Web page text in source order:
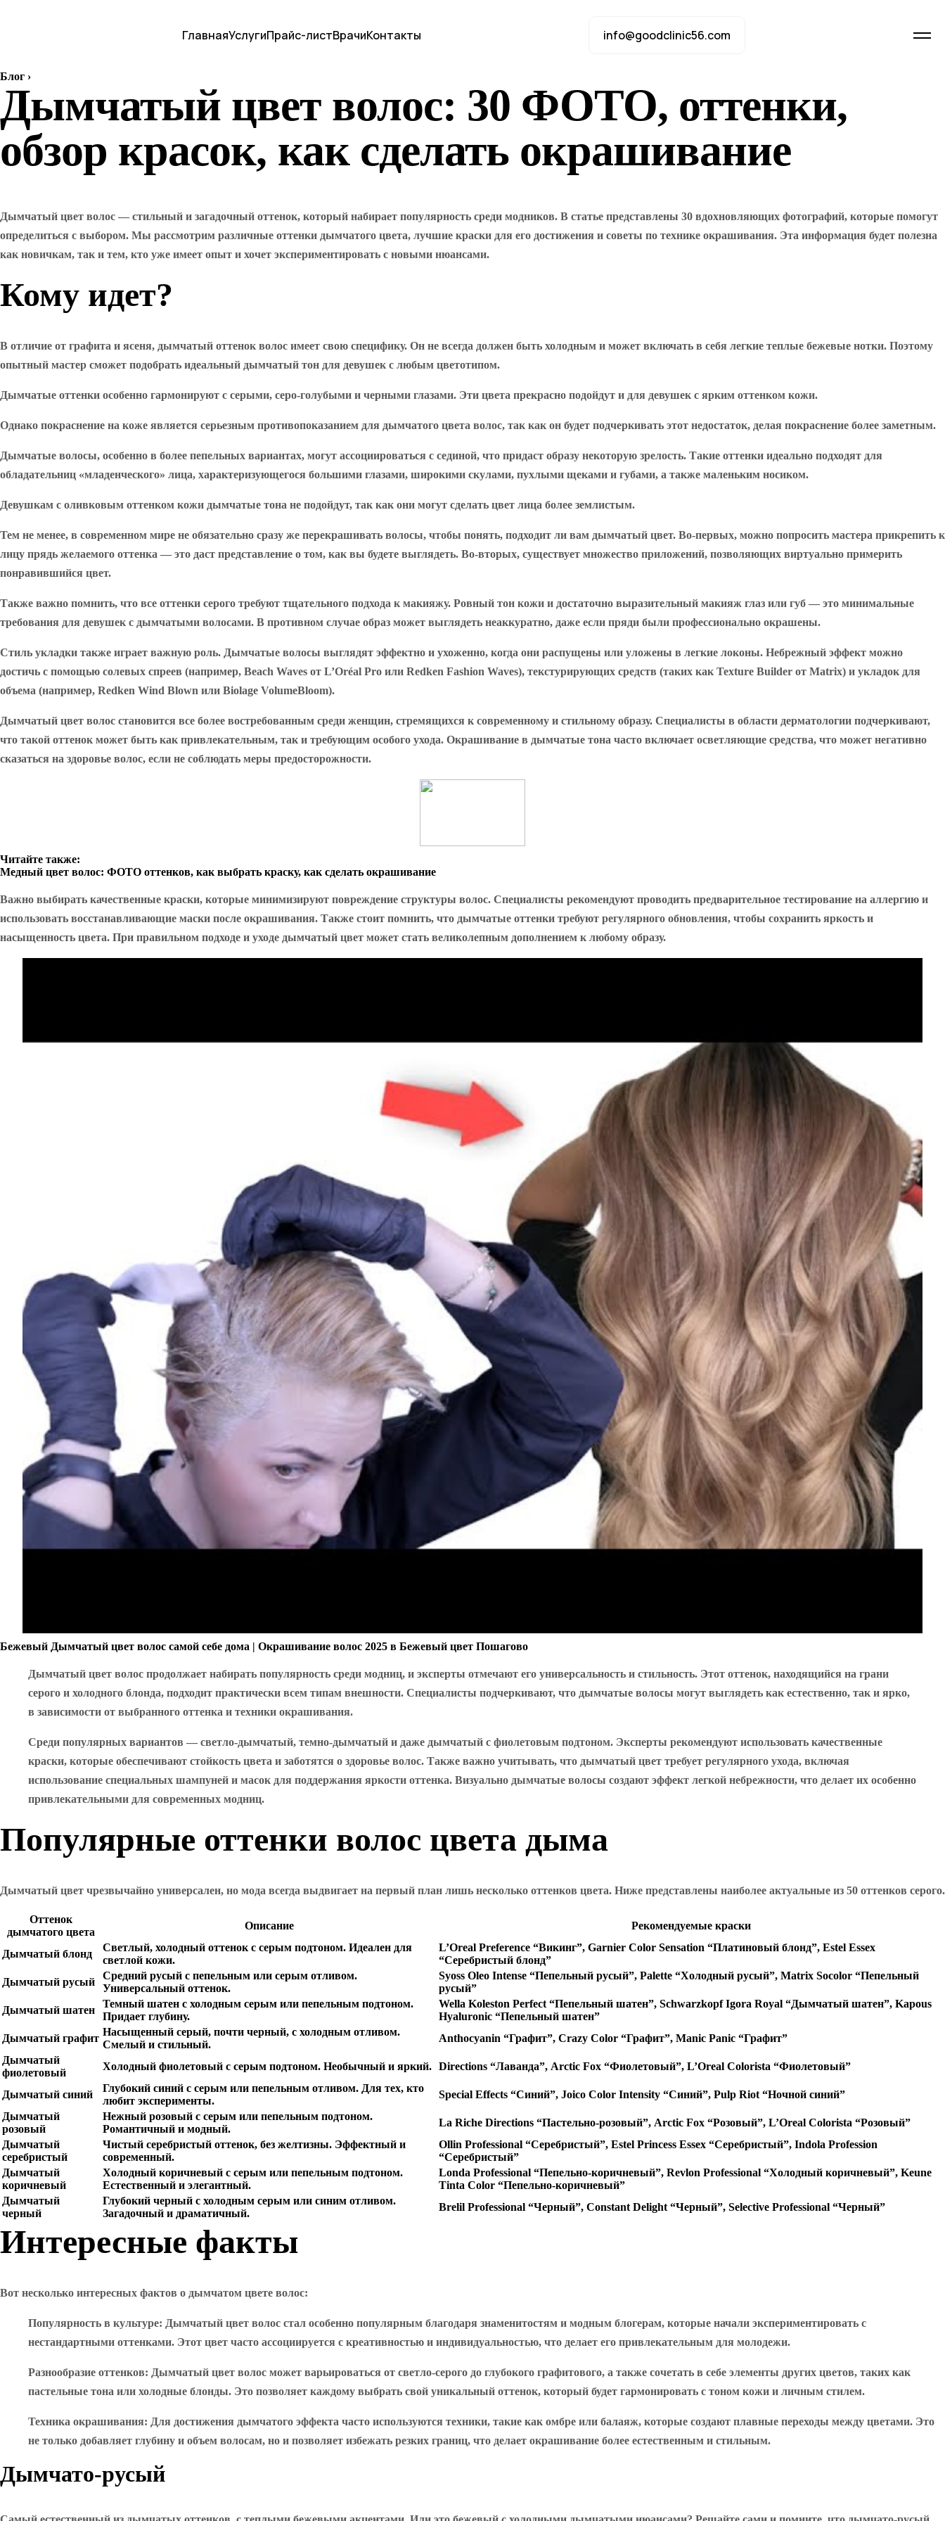
ГлавнаяУслугиПрайс-листВрачиКонтакты info@goodclinic56.com
Блог ›
Дымчатый цвет волос: 30 ФОТО, оттенки,
обзор красок, как сделать окрашивание
Дымчатый цвет волос — стильный и загадочный оттенок, который набирает популярность среди модников. В статье представлены 30 вдохновляющих фотографий, которые помогут
определиться с выбором. Мы рассмотрим различные оттенки дымчатого цвета, лучшие краски для его достижения и советы по технике окрашивания. Эта информация будет полезна
как новичкам, так и тем, кто уже имеет опыт и хочет экспериментировать с новыми нюансами.
Кому идет?
В отличие от графита и ясеня, дымчатый оттенок волос имеет свою специфику. Он не всегда должен быть холодным и может включать в себя легкие теплые бежевые нотки. Поэтому
опытный мастер сможет подобрать идеальный дымчатый тон для девушек с любым цветотипом.
Дымчатые оттенки особенно гармонируют с серыми, серо-голубыми и черными глазами. Эти цвета прекрасно подойдут и для девушек с ярким оттенком кожи.
Однако покраснение на коже является серьезным противопоказанием для дымчатого цвета волос, так как он будет подчеркивать этот недостаток, делая покраснение более заметным.
Дымчатые волосы, особенно в более пепельных вариантах, могут ассоциироваться с сединой, что придаст образу некоторую зрелость. Такие оттенки идеально подходят для
обладательниц «младенческого» лица, характеризующегося большими глазами, широкими скулами, пухлыми щеками и губами, а также маленьким носиком.
Девушкам с оливковым оттенком кожи дымчатые тона не подойдут, так как они могут сделать цвет лица более землистым.
Тем не менее, в современном мире не обязательно сразу же перекрашивать волосы, чтобы понять, подходит ли вам дымчатый цвет. Во-первых, можно попросить мастера прикрепить к
лицу прядь желаемого оттенка — это даст представление о том, как вы будете выглядеть. Во-вторых, существует множество приложений, позволяющих виртуально примерить
понравившийся цвет.
Также важно помнить, что все оттенки серого требуют тщательного подхода к макияжу. Ровный тон кожи и достаточно выразительный макияж глаз или губ — это минимальные
требования для девушек с дымчатыми волосами. В противном случае образ может выглядеть неаккуратно, даже если пряди были профессионально окрашены.
Стиль укладки также играет важную роль. Дымчатые волосы выглядят эффектно и ухоженно, когда они распущены или уложены в легкие локоны. Небрежный эффект можно
достичь с помощью солевых спреев (например, Beach Waves от L’Oréal Pro или Redken Fashion Waves), текстурирующих средств (таких как Texture Builder от Matrix) и укладок для
объема (например, Redken Wind Blown или Biolage VolumeBloom).
Дымчатый цвет волос становится все более востребованным среди женщин, стремящихся к современному и стильному образу. Специалисты в области дерматологии подчеркивают,
что такой оттенок может быть как привлекательным, так и требующим особого ухода. Окрашивание в дымчатые тона часто включает осветляющие средства, что может негативно
сказаться на здоровье волос, если не соблюдать меры предосторожности.
Читайте также:
Медный цвет волос: ФОТО оттенков, как выбрать краску, как сделать окрашивание
Важно выбирать качественные краски, которые минимизируют повреждение структуры волос. Специалисты рекомендуют проводить предварительное тестирование на аллергию и
использовать восстанавливающие маски после окрашивания. Также стоит помнить, что дымчатые оттенки требуют регулярного обновления, чтобы сохранить яркость и
насыщенность цвета. При правильном подходе и уходе дымчатый цвет может стать великолепным дополнением к любому образу.
Бежевый Дымчатый цвет волос самой себе дома | Окрашивание волос 2025 в Бежевый цвет Пошагово
Дымчатый цвет волос продолжает набирать популярность среди модниц, и эксперты отмечают его универсальность и стильность. Этот оттенок, находящийся на грани
серого и холодного блонда, подходит практически всем типам внешности. Специалисты подчеркивают, что дымчатые волосы могут выглядеть как естественно, так и ярко,
в зависимости от выбранного оттенка и техники окрашивания.
Среди популярных вариантов — светло-дымчатый, темно-дымчатый и даже дымчатый с фиолетовым подтоном. Эксперты рекомендуют использовать качественные
краски, которые обеспечивают стойкость цвета и заботятся о здоровье волос. Также важно учитывать, что дымчатый цвет требует регулярного ухода, включая
использование специальных шампуней и масок для поддержания яркости оттенка. Визуально дымчатые волосы создают эффект легкой небрежности, что делает их особенно
привлекательными для современных модниц.
Популярные оттенки волос цвета дыма
Дымчатый цвет чрезвычайно универсален, но мода всегда выдвигает на первый план лишь несколько оттенков цвета. Ниже представлены наиболее актуальные из 50 оттенков серого.
Оттенок
дымчатого цвета
Описание Рекомендуемые краски
Дымчатый блонд
Светлый, холодный оттенок с серым подтоном. Идеален для
светлой кожи.
L’Oreal Preference “Викинг”, Garnier Color Sensation “Платиновый блонд”, Estel Essex
“Серебристый блонд”
Дымчатый русый
Средний русый с пепельным или серым отливом.
Универсальный оттенок.
Syoss Oleo Intense “Пепельный русый”, Palette “Холодный русый”, Matrix Socolor “Пепельный
русый”
Дымчатый шатен
Темный шатен с холодным серым или пепельным подтоном.
Придает глубину.
Wella Koleston Perfect “Пепельный шатен”, Schwarzkopf Igora Royal “Дымчатый шатен”, Kapous
Hyaluronic “Пепельный шатен”
Дымчатый графит
Насыщенный серый, почти черный, с холодным отливом.
Смелый и стильный.
Anthocyanin “Графит”, Crazy Color “Графит”, Manic Panic “Графит”
Дымчатый
фиолетовый
Холодный фиолетовый с серым подтоном. Необычный и яркий. Directions “Лаванда”, Arctic Fox “Фиолетовый”, L’Oreal Colorista “Фиолетовый”
Дымчатый синий
Глубокий синий с серым или пепельным отливом. Для тех, кто
любит эксперименты.
Special Effects “Синий”, Joico Color Intensity “Синий”, Pulp Riot “Ночной синий”
Дымчатый
розовый
Нежный розовый с серым или пепельным подтоном.
Романтичный и модный.
La Riche Directions “Пастельно-розовый”, Arctic Fox “Розовый”, L’Oreal Colorista “Розовый”
Дымчатый
серебристый
Чистый серебристый оттенок, без желтизны. Эффектный и
современный.
Ollin Professional “Серебристый”, Estel Princess Essex “Серебристый”, Indola Profession
“Серебристый”
Дымчатый
коричневый
Холодный коричневый с серым или пепельным подтоном.
Естественный и элегантный.
Londa Professional “Пепельно-коричневый”, Revlon Professional “Холодный коричневый”, Keune
Tinta Color “Пепельно-коричневый”
Дымчатый
черный
Глубокий черный с холодным серым или синим отливом.
Загадочный и драматичный.
Brelil Professional “Черный”, Constant Delight “Черный”, Selective Professional “Черный”
Интересные факты
Вот несколько интересных фактов о дымчатом цвете волос:
Популярность в культуре: Дымчатый цвет волос стал особенно популярным благодаря знаменитостям и модным блогерам, которые начали экспериментировать с
нестандартными оттенками. Этот цвет часто ассоциируется с креативностью и индивидуальностью, что делает его привлекательным для молодежи.
Разнообразие оттенков: Дымчатый цвет волос может варьироваться от светло-серого до глубокого графитового, а также сочетать в себе элементы других цветов, таких как
пастельные тона или холодные блонды. Это позволяет каждому выбрать свой уникальный оттенок, который будет гармонировать с тоном кожи и личным стилем.
Техника окрашивания: Для достижения дымчатого эффекта часто используются техники, такие как омбре или балаяж, которые создают плавные переходы между цветами. Это
не только добавляет глубину и объем волосам, но и позволяет избежать резких границ, что делает окрашивание более естественным и стильным.
Дымчато-русый